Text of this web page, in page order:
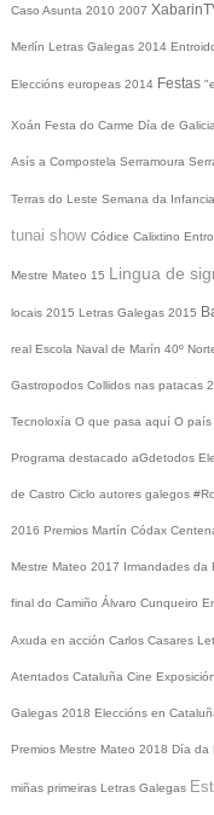
Caso Asunta 2010 2007
Merlín Letras Galegas 2014
Eleccións europeas 2014 Festas
Xoán Festa do Carme Día de Galicia
Asís a Compostela Serramoura
Terras do Leste Semana da
tunai show Códice Calixtino
Mestre Mateo 15 Lingua de
locais 2015 Letras Galegas 2015
real Escola Naval de Marín 40º
Gastropodos Collidos nas patacas
Tecnoloxía O que pasa aquí O país
Programa destacado aGdetodos
de Castro Ciclo autores galegos
2016 Premios Martín Códax
Mestre Mateo 2017 Irmandades da
final do Camiño Álvaro Cunqueiro
Axuda en acción Carlos Casares
Atentados Cataluña Cine
Galegas 2018 Eleccións en
Premios Mestre Mateo 2018 Día da
miñas primeiras Letras Galegas